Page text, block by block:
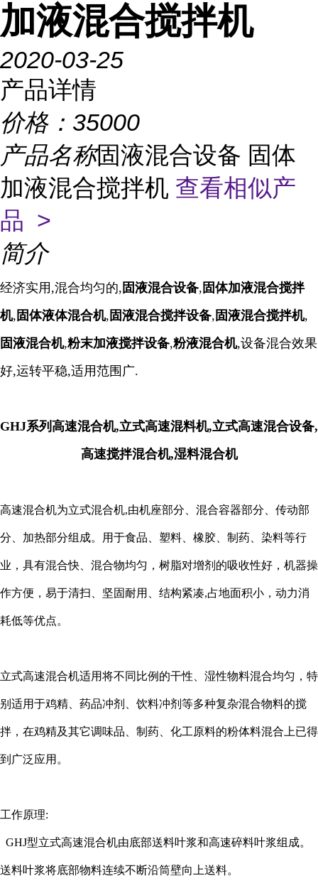
加液混合搅拌机
2020-03-25
产品详情
价格： 35000
产品名称固液混合设备 固体
加液混合搅拌机 查看相似产
品 >
简介
经济实用,混合均匀的, 固液混合设备, 固体加液混合搅拌
机, 固体液体混合机, 固液混合搅拌设备, 固液混合搅拌机,
固液混合机,粉末加液搅拌设备,粉液混合机,设备混合效果
好,运转平稳,适用范围广.
GHJ系列高速混合机,立式高速混料机,立式高速混合设备,
高速搅拌混合机,湿料混合机
高速混合机为立式混合机,由机座部分、混合容器部分、传动部
分、加热部分组成。用于食品、塑料、橡胶、制药、染料等行
业，具有混合快、混合物均匀，树脂对增剂的吸收性好，机器操
作方便，易于清扫、坚固耐用、结构紧凑,占地面积小，动力消
耗低等优点。
立式高速混合机适用将不同比例的干性、湿性物料混合均匀，特
别适用于鸡精、药品冲剂、饮料冲剂等多种复杂混合物料的搅
拌，在鸡精及其它调味品、制药、化工原料的粉体料混合上已得
到广泛应用。
工作原理:
GHJ型立式高速混合机由底部送料叶浆和高速碎料叶浆组成。
送料叶浆将底部物料连续不断沿筒壁向上送料。